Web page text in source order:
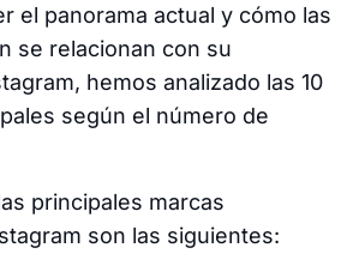
el panorama actual y cómo las
se relacionan con su
hemos analizado las 10
según el número de
principales marcas
son las siguientes: